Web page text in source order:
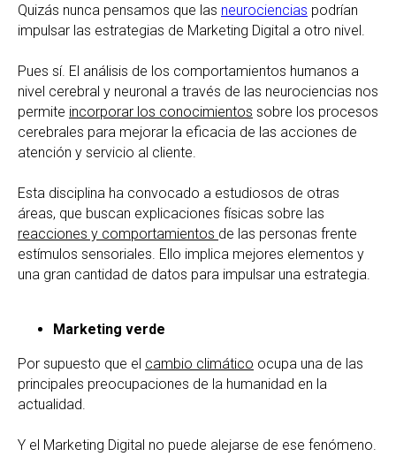
Quizás nunca pensamos que las neurociencias podrían
impulsar las estrategias de Marketing Digital a otro nivel.
Pues sí. El análisis de los comportamientos humanos a
nivel cerebral y neuronal a través de las neurociencias nos
permite incorporar los conocimientos sobre los procesos
cerebrales para mejorar la eficacia de las acciones de
atención y servicio al cliente.
Esta disciplina ha convocado a estudiosos de otras
áreas, que buscan explicaciones físicas sobre las
reacciones y comportamientos de las personas frente
estímulos sensoriales. Ello implica mejores elementos y
una gran cantidad de datos para impulsar una estrategia.
Marketing verde
Por supuesto que el cambio climático ocupa una de las
principales preocupaciones de la humanidad en la
actualidad.
Y el Marketing Digital no puede alejarse de ese fenómeno.